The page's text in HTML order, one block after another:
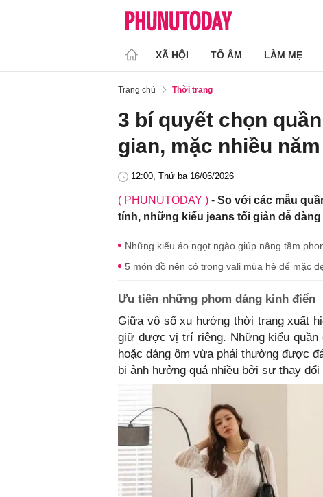
XÃ HỘI TỔ ẤM LÀM MẸ
Trang chủ Thời trang
3 bí quyết chọn
gian, mặc nhiều
12:00, Thứ ba 16/06/2026
( PHUNUTODAY ) - So với các mẫu
tính, những kiểu jeans tối giản dễ
Những kiểu áo ngọt ngào giúp nâng tầm
5 món đồ nên có trong vali mùa hè để mặc
Ưu tiên những phom dáng kinh điển
Giữa vô số xu hướng thời trang xuất
giữ được vị trí riêng. Những kiểu quần
hoặc dáng ôm vừa phải thường được
bị ảnh hưởng quá nhiều bởi sự thay